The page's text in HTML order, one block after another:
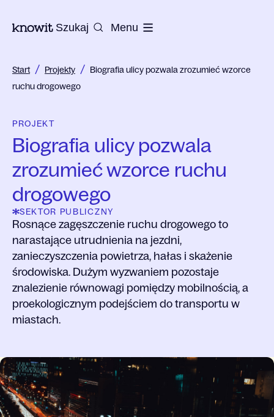
Do strony głównej Knowit
Szukaj Menu
Start / Projekty / Biografia ulicy pozwala zrozumieć wzorce
ruchu drogowego
PROJEKT
Biografia ulicy pozwala
zrozumieć wzorce ruchu
drogowego
SEKTOR PUBLICZNY
Rosnące zagęszczenie ruchu drogowego to
narastające utrudnienia na jezdni,
zanieczyszczenia powietrza, hałas i skażenie
środowiska. Dużym wyzwaniem pozostaje
znalezienie równowagi pomiędzy mobilnością, a
proekologicznym podejściem do transportu w
miastach.